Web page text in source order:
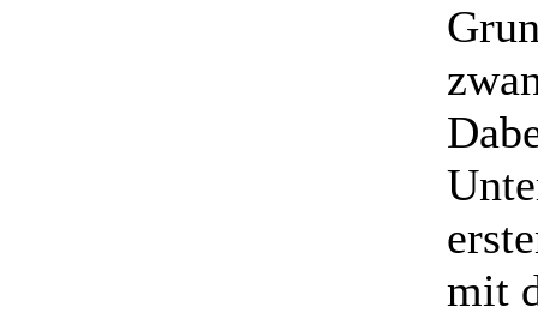
mit